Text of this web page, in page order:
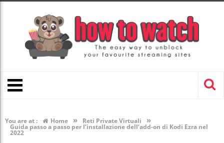
You are at : Home » Reti Private Virtuali »
Guida passo a passo per l’installazione dell’add-on di Kodi Ezra nel
2022